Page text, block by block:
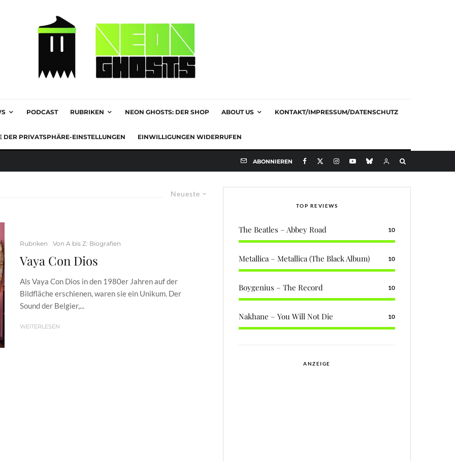
PODCAST RUBRIKEN NEON GHOSTS: DER SHOP ABOUT US KONTAKT/IMPRESSUM/DATENSCHUTZ
DER PRIVATSPHÄRE-EINSTELLUNGEN EINWILLIGUNGEN WIDERRUFEN
ABONNIEREN
Neueste
Rubriken Von A bis Z: Biografien
Vaya Con Dios
Als Vaya Con Dios in den 1980er Jahren auf der
Bildfläche erschienen, waren sie ein Unikum. Der
Sound der Belgier,...
WEITERLESEN
TOP REVIEWS
The Beatles – Abbey Road 10
Metallica – Metallica (The Black Album) 10
Boygenius – The Record 10
Nakhane – You Will Not Die 10
ANZEIGE